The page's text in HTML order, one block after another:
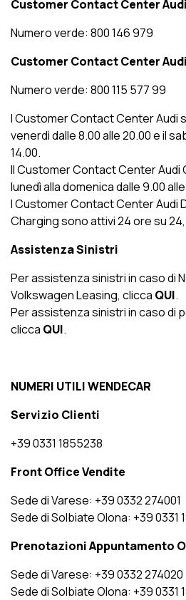
Customer Contact Center
Numero verde: 800 146 979
Customer Contact Center
Numero verde: 800 115 577 99
I Customer Contact Center Audi
venerdì dalle 8.00 alle 20.00 e il
14.00.
Il Customer Contact Center Audi
lunedì alla domenica dalle 9.00 alle
I Customer Contact Center Audi
Charging sono attivi 24 ore su 24,
Assistenza Sinistri
Per assistenza sinistri in caso di
Volkswagen Leasing, clicca QUI.
Per assistenza sinistri in caso di
clicca QUI.
NUMERI UTILI WENDECAR
Servizio Clienti
+39 0331 1855238
Front Office Vendite
Sede di Varese: +39 0332 274001
Sede di Solbiate Olona: +39 0331
Prenotazioni Appuntamento
Sede di Varese: +39 0332 274020
Sede di Solbiate Olona: +39 0331